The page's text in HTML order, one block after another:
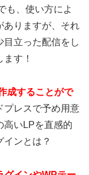
も、使い方によ
ありますが、それ
目立った配信をし
す！
成することがで
プレスで予め用意
高いLPを直感的
ンとは？